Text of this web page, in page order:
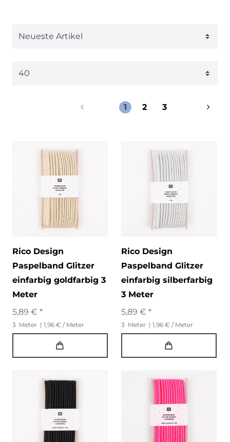
1 2 3
Rico Design
Paspelband Glitzer
einfarbig goldfarbig 3
Meter
5,89 € *
3 Meter | 1,96 € / Meter
Rico Design
Paspelband Glitzer
einfarbig silberfarbig
3 Meter
5,89 € *
3 Meter | 1,96 € / Meter